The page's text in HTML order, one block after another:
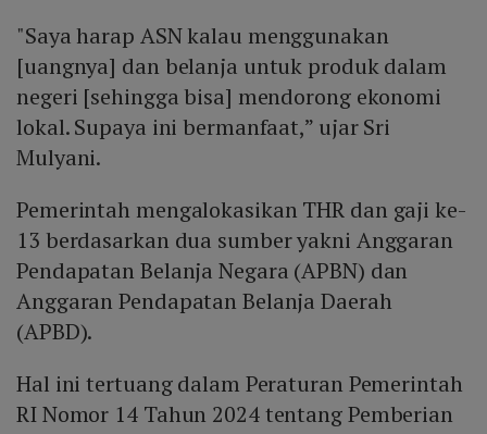
"Saya harap ASN kalau menggunakan
[uangnya] dan belanja untuk produk dalam
negeri [sehingga bisa] mendorong ekonomi
lokal. Supaya ini bermanfaat,” ujar Sri
Mulyani.
Pemerintah mengalokasikan THR dan gaji ke-
13 berdasarkan dua sumber yakni Anggaran
Pendapatan Belanja Negara (APBN) dan
Anggaran Pendapatan Belanja Daerah
(APBD).
Hal ini tertuang dalam Peraturan Pemerintah
RI Nomor 14 Tahun 2024 tentang Pemberian